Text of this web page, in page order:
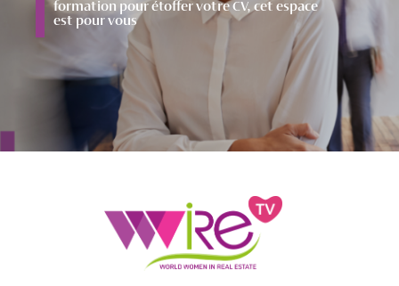
formation pour étoffer votre CV, cet espace
est pour vous